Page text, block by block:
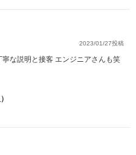
2023/01/27投稿
な説明と接客 エンジニアさんも笑